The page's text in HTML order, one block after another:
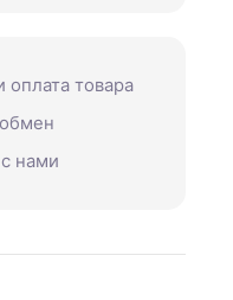
оплата товара
нами